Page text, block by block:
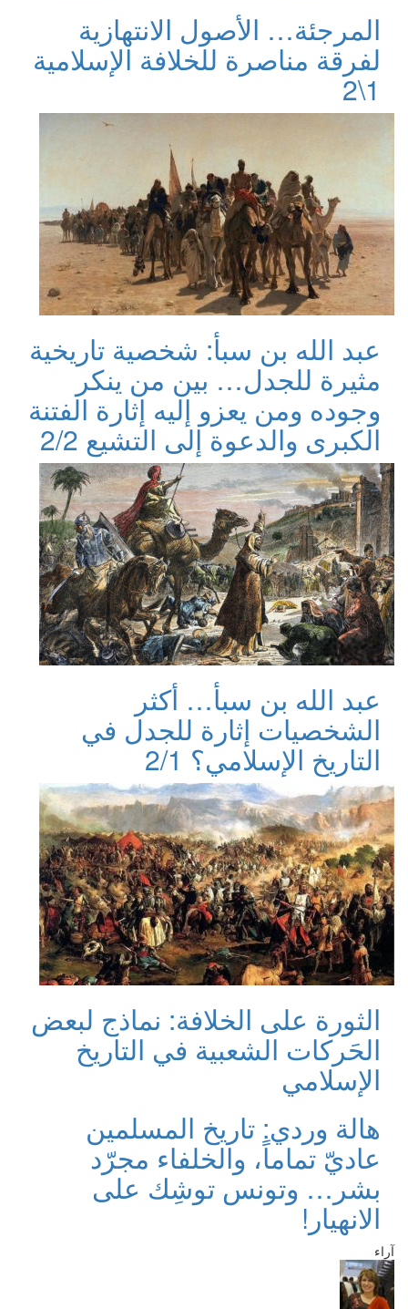
المرجئة… الأصول الانتهازية
لفرقة مناصرة للخلافة الإسلامية
1\2
عبد الله بن سبأ: شخصية تاريخية
مثيرة للجدل… بين من ينكر
وجوده ومن يعزو إليه إثارة الفتنة
الكبرى والدعوة إلى التشيع 2/2
عبد الله بن سبأ… أكثر
الشخصيات إثارة للجدل في
التاريخ الإسلامي؟ 2/1
الثورة على الخلافة: نماذج لبعض
الحَركات الشعبية في التاريخ
الإسلامي
هالة وردي: تاريخ المسلمين
عاديّ تماماً، والخلفاء مجرّد
بشر… وتونس توشِك على
الانهيار!
آراء